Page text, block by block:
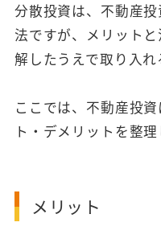
分散投資は、不動産
法ですが、メリット
解したうえで取り入れ
ここでは、不動産投
ト・デメリットを整理
メリット